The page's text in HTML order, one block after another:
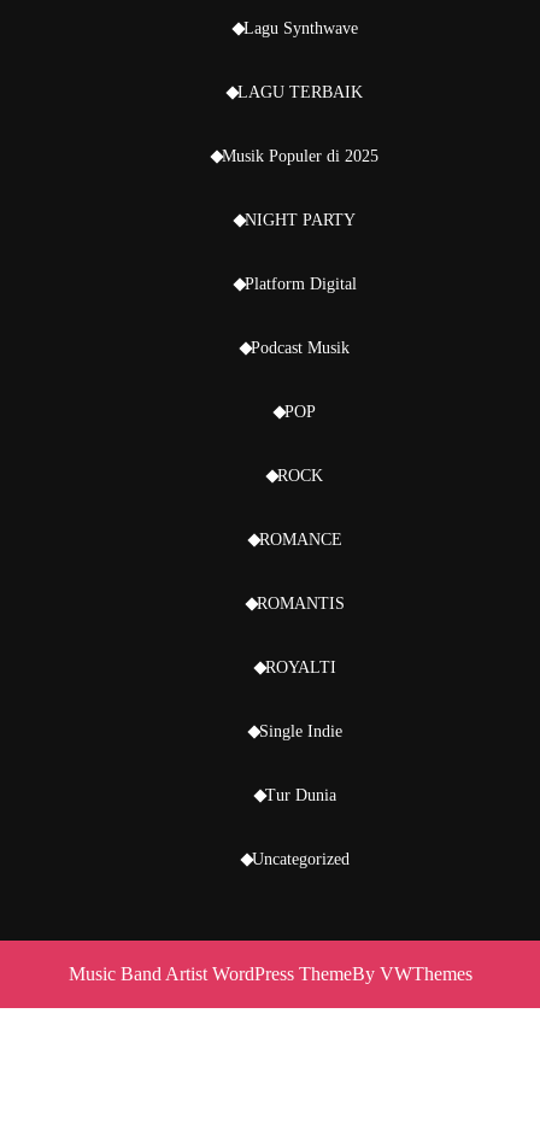
Lagu Synthwave
LAGU TERBAIK
Musik Populer di 2025
NIGHT PARTY
Platform Digital
Podcast Musik
POP
ROCK
ROMANCE
ROMANTIS
ROYALTI
Single Indie
Tur Dunia
Uncategorized
Music Band Artist WordPress ThemeBy VWThemes